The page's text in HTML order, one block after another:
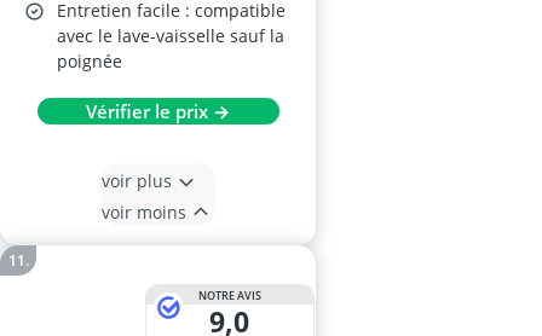
Entretien facile : compatible
avec le lave-vaisselle sauf la
poignée
Vérifier le prix →
voir plus
voir moins
NOTRE AVIS
9,0